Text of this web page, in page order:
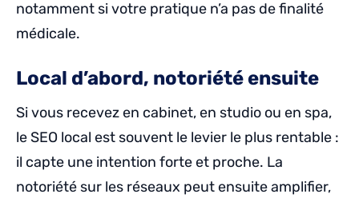
notamment si votre pratique n’a pas de finalité
médicale.
Local d’abord, notoriété ensuite
Si vous recevez en cabinet, en studio ou en spa,
le SEO local est souvent le levier le plus rentable :
il capte une intention forte et proche. La
notoriété sur les réseaux peut ensuite amplifier,